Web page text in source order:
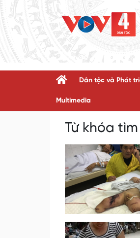
Dân tộc và Phát
Multimedia
Từ khóa